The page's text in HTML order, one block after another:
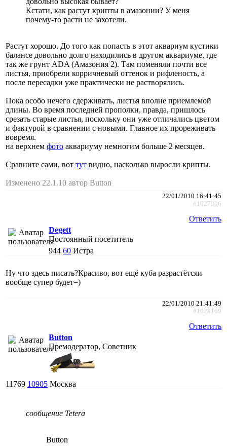
Кстати, как растут крипты в амазонии? У меня
почему-то расти не захотели.
Растут хорошо. До того как попасть в этот аквариум кустики
балансе довольно долго находились в другом аквариуме, где
так же грунт ADA (Амазония 2). Там поменяли почти все
листья, приобрели корричневый оттенок и рифленость, а
после пересадки уже практически не растворялись.
Пока особо нечего сдерживать, листья вполне приемлемой
длины. Во время последней прополки, правда, пришлось
срезать старые листья, поскольку они уже отличались цветом
и фактурой в сравнении с новыми. Главное их прореживать
вовремя.
на верхнем фото аквариуму немногим больше 2 месяцев.
Сравните сами, вот тут видно, насколько выросли крипты.
Изменено 22.1.10 автор Button
22/01/2010 16:41:45
#1027906
Ответить
Degett
Постоянный посетитель
944 60 Истра
Ну что здесь писать?Красиво, вот ещё куба разрастётсяи
вообще супер будет=)
22/01/2010 21:41:49
#1028169
Ответить
Button
Премодератор, Советник
11769 10905 Москва
сообщение Tetera
Button